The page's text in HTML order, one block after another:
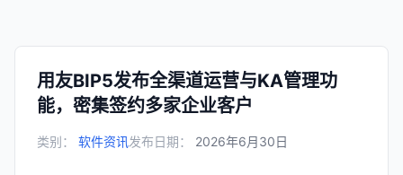
用友BIP5发布全渠道运营与KA管理功
能，密集签约多家企业客户
类别： 软件资讯发布日期： 2026年6月30日